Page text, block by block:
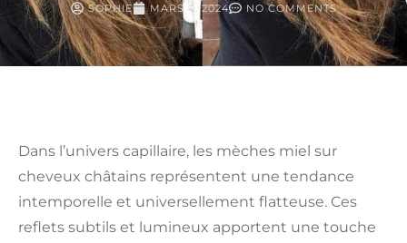
SOPHIE MARS 4, 2024 NO COMMENTS
Dans l’univers capillaire, les mèches miel sur
cheveux châtains représentent une tendance
intemporelle et universellement flatteuse. Ces
reflets subtils et lumineux apportent une touche